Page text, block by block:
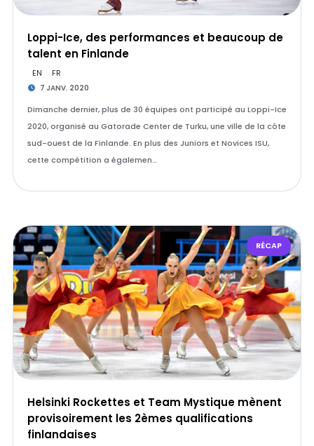
Loppi-Ice, des performances et beaucoup de
talent en Finlande
EN FR
7 JANV. 2020
Dimanche dernier, plus de 30 équipes ont participé au Loppi-Ice
2020, organisé au Gatorade Center de Turku, une ville de la côte
sud-ouest de la Finlande. En plus des Juniors et Novices ISU,
cette compétition a égalemen…
RÉCAP
Helsinki Rockettes et Team Mystique mènent
provisoirement les 2èmes qualifications
finlandaises